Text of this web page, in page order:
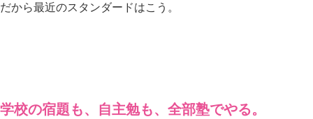
だから最近のスタンダードはこう。
学校の宿題も、自主勉も、全部塾でやる。